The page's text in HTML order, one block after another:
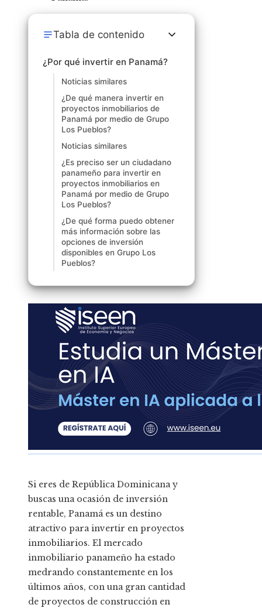
Tabla de contenido
¿Por qué invertir en Panamá?
Noticias similares
¿De qué manera invertir en
proyectos inmobiliarios de
Panamá por medio de Grupo
Los Pueblos?
Noticias similares
¿Es preciso ser un ciudadano
panameño para invertir en
proyectos inmobiliarios en
Panamá por medio de Grupo
Los Pueblos?
¿De qué forma puedo obtener
más información sobre las
opciones de inversión
disponibles en Grupo Los
Pueblos?
Si eres de República Dominicana y
buscas una ocasión de inversión
rentable, Panamá es un destino
atractivo para invertir en proyectos
inmobiliarios. El mercado
inmobiliario panameño ha estado
medrando constantemente en los
últimos años, con una gran cantidad
de proyectos de construcción en